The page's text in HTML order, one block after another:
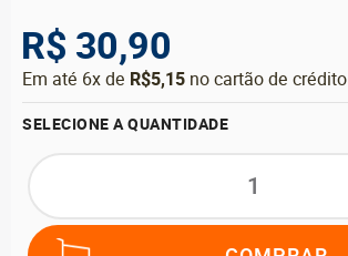
R$ 30,90
Em até 6x de R$5,15 no cartão de crédito
SELECIONE A QUANTIDADE